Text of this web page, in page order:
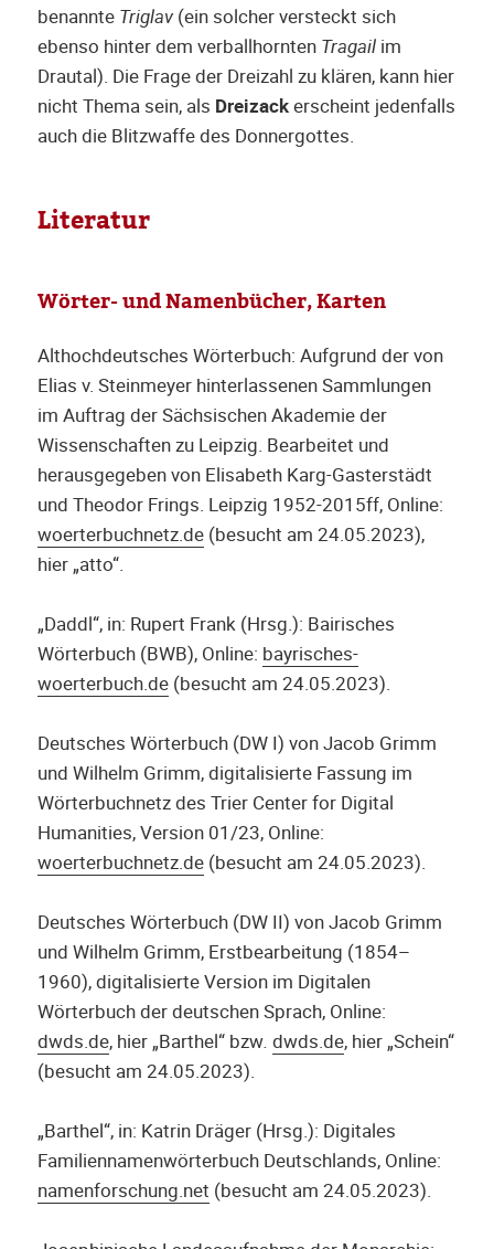
benannte Triglav(ein solcher versteckt sich
ebenso hinter dem verballhornten Tragail im
Drautal). Die Frage der Dreizahl zu klären, kann hier
nicht Thema sein, als Dreizackerscheint jedenfalls
auch die Blitzwaffe des Donnergottes.
Literatur
Wörter- und Namenbücher, Karten
Althochdeutsches Wörterbuch: Aufgrund der von
Elias v. Steinmeyer hinterlassenen Sammlungen
im Auftrag der Sächsischen Akademie der
Wissenschaften zu Leipzig. Bearbeitet und
herausgegeben von Elisabeth Karg-Gasterstädt
und Theodor Frings. Leipzig 1952-2015ff, Online:
woerterbuchnetz.de (besucht am 24.05.2023),
hier „atto“.
„Daddl“, in: Rupert Frank (Hrsg.): Bairisches
Wörterbuch (BWB), Online: bayrisches-
woerterbuch.de (besucht am 24.05.2023).
Deutsches Wörterbuch (DW I) von Jacob Grimm
und Wilhelm Grimm, digitalisierte Fassung im
Wörterbuchnetz des Trier Center for Digital
Humanities, Version 01/23, Online:
woerterbuchnetz.de (besucht am 24.05.2023).
Deutsches Wörterbuch (DW II) von Jacob Grimm
und Wilhelm Grimm, Erstbearbeitung (1854–
1960), digitalisierte Version im Digitalen
Wörterbuch der deutschen Sprach, Online:
dwds.de, hier „Barthel“ bzw.dwds.de, hier „Schein“
(besucht am 24.05.2023).
„Barthel“, in: Katrin Dräger (Hrsg.): Digitales
Familiennamenwörterbuch Deutschlands, Online:
namenforschung.net (besucht am 24.05.2023).